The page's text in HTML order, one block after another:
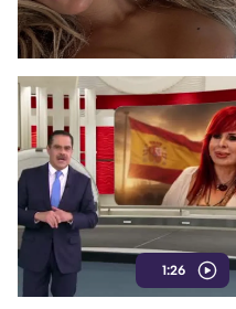
1:26